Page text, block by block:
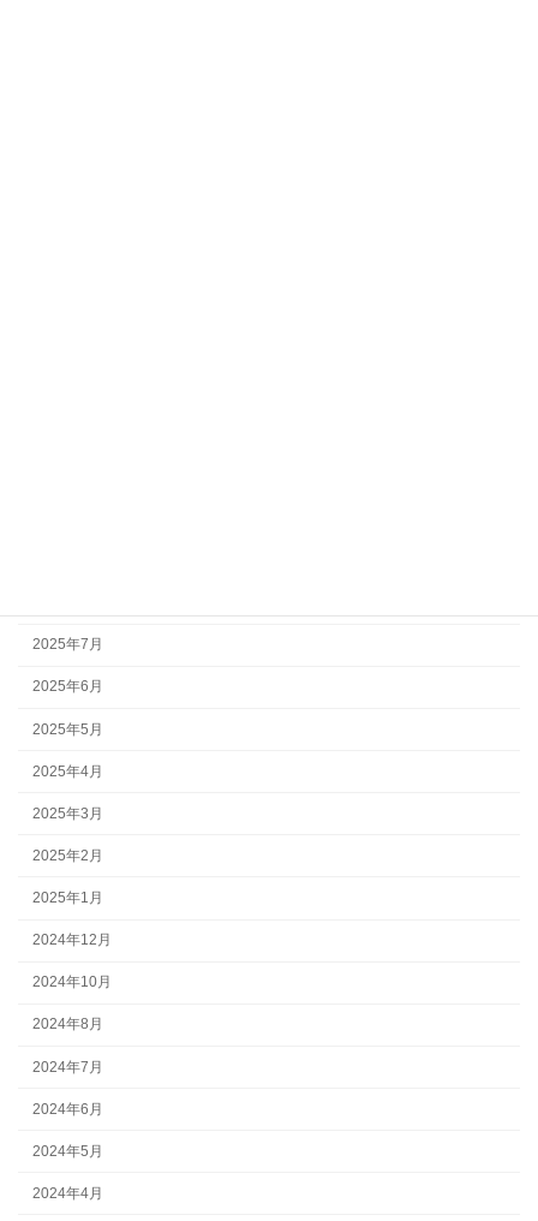
2025年7月
2025年6月
2025年5月
2025年4月
2025年3月
2025年2月
2025年1月
2024年12月
2024年10月
2024年8月
2024年7月
2024年6月
2024年5月
2024年4月